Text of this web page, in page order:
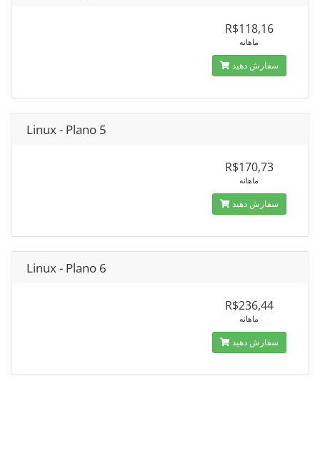
R$118,16
ماهانه
سفارش دهید
Linux - Plano 5
R$170,73
ماهانه
سفارش دهید
Linux - Plano 6
R$236,44
ماهانه
سفارش دهید